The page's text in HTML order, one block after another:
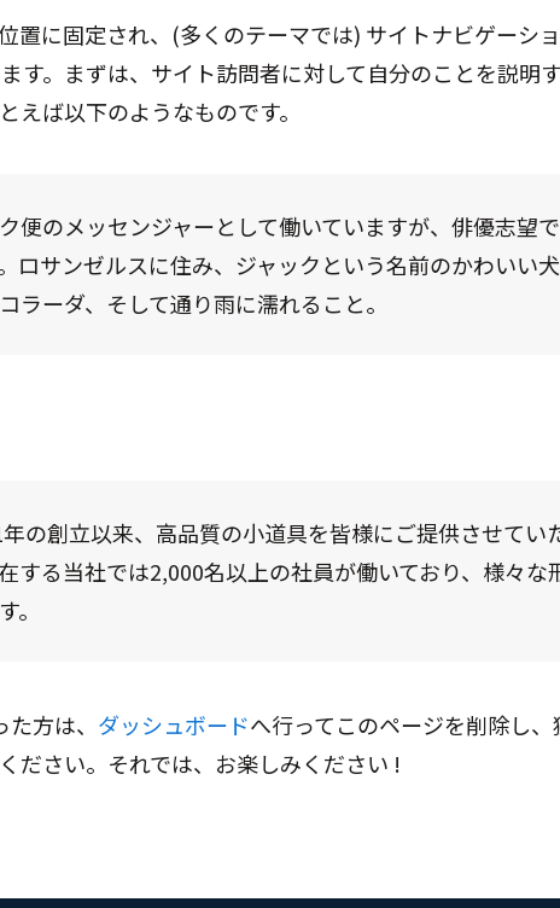
置に固定され、(多くのテーマでは) サイトナビゲーシ
す。まずは、サイト訪問者に対して自分のことを説明
えば以下のようなものです。
便のメッセンジャーとして働いていますが、俳優志望
ロサンゼルスに住み、ジャックという名前のかわいい
ラーダ、そして通り雨に濡れること。
の創立以来、高品質の小道具を皆様にご提供させてい
する当社では2,000名以上の社員が働いており、様々な
。
方は、 ダッシュボードへ行ってこのページを削除し
ださい。それでは、お楽しみください !